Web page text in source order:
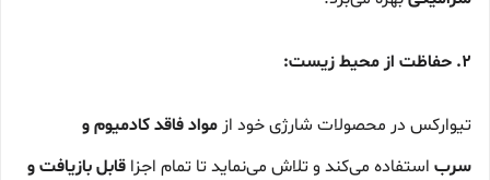
۲. حفاظت از محیط زیست:
تیوارکس در محصولات شارژی خود از مواد فاقد کادمیوم و
سرب استفاده می‌کند و تلاش می‌نماید تا تمام اجزا قابل بازیافت و